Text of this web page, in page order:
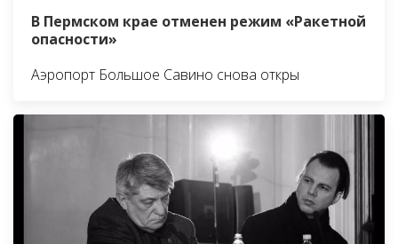
В Пермском крае отменен режим «Ракетной
опасности»
Аэропорт Большое Савино снова откры